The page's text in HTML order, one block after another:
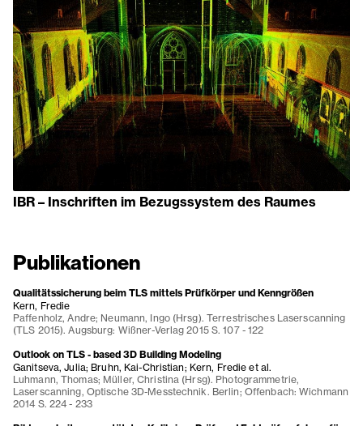
IBR – Inschriften im Bezugssystem des Raumes
Publikationen
Qualitätssicherung beim TLS mittels Prüfkörper und Kenngrößen
Kern, Fredie
Paffenholz, Andre; Neumann, Ingo (Hrsg). Terrestrisches Laserscanning
(TLS 2015). Augsburg: Wißner-Verlag 2015 S. 107 - 122
Outlook on TLS - based 3D Building Modeling
Ganitseva, Julia; Bruhn, Kai-Christian; Kern, Fredie et al.
Luhmann, Thomas; Müller, Christina (Hrsg). Photogrammetrie,
Laserscanning, Optische 3D-Messtechnik. Berlin; Offenbach: Wichmann
2014 S. 224 - 233